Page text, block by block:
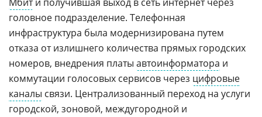
головное подразделение. Телефонная
инфраструктура была модернизирована путем
отказа от излишнего количества прямых городских
номеров, внедрения платы автоинформатора и
коммутации голосовых сервисов через цифровые
каналы связи. Централизованный переход на услуги
городской, зоновой, междугородной и